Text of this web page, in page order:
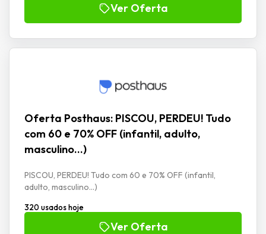
Ver Oferta
Oferta Posthaus: PISCOU, PERDEU! Tudo
com 60 e 70% OFF (infantil, adulto,
masculino…)
PISCOU, PERDEU! Tudo com 60 e 70% OFF (infantil,
adulto, masculino...)
320 usados hoje
Ver Oferta